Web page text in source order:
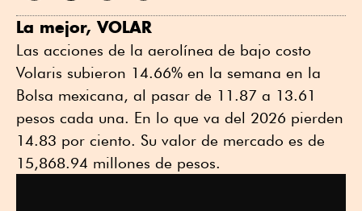
La mejor, VOLAR
Las acciones de la aerolínea de bajo costo
Volaris subieron 14.66% en la semana en la
Bolsa mexicana, al pasar de 11.87 a 13.61
pesos cada una. En lo que va del 2026 pierden
14.83 por ciento. Su valor de mercado es de
15,868.94 millones de pesos.